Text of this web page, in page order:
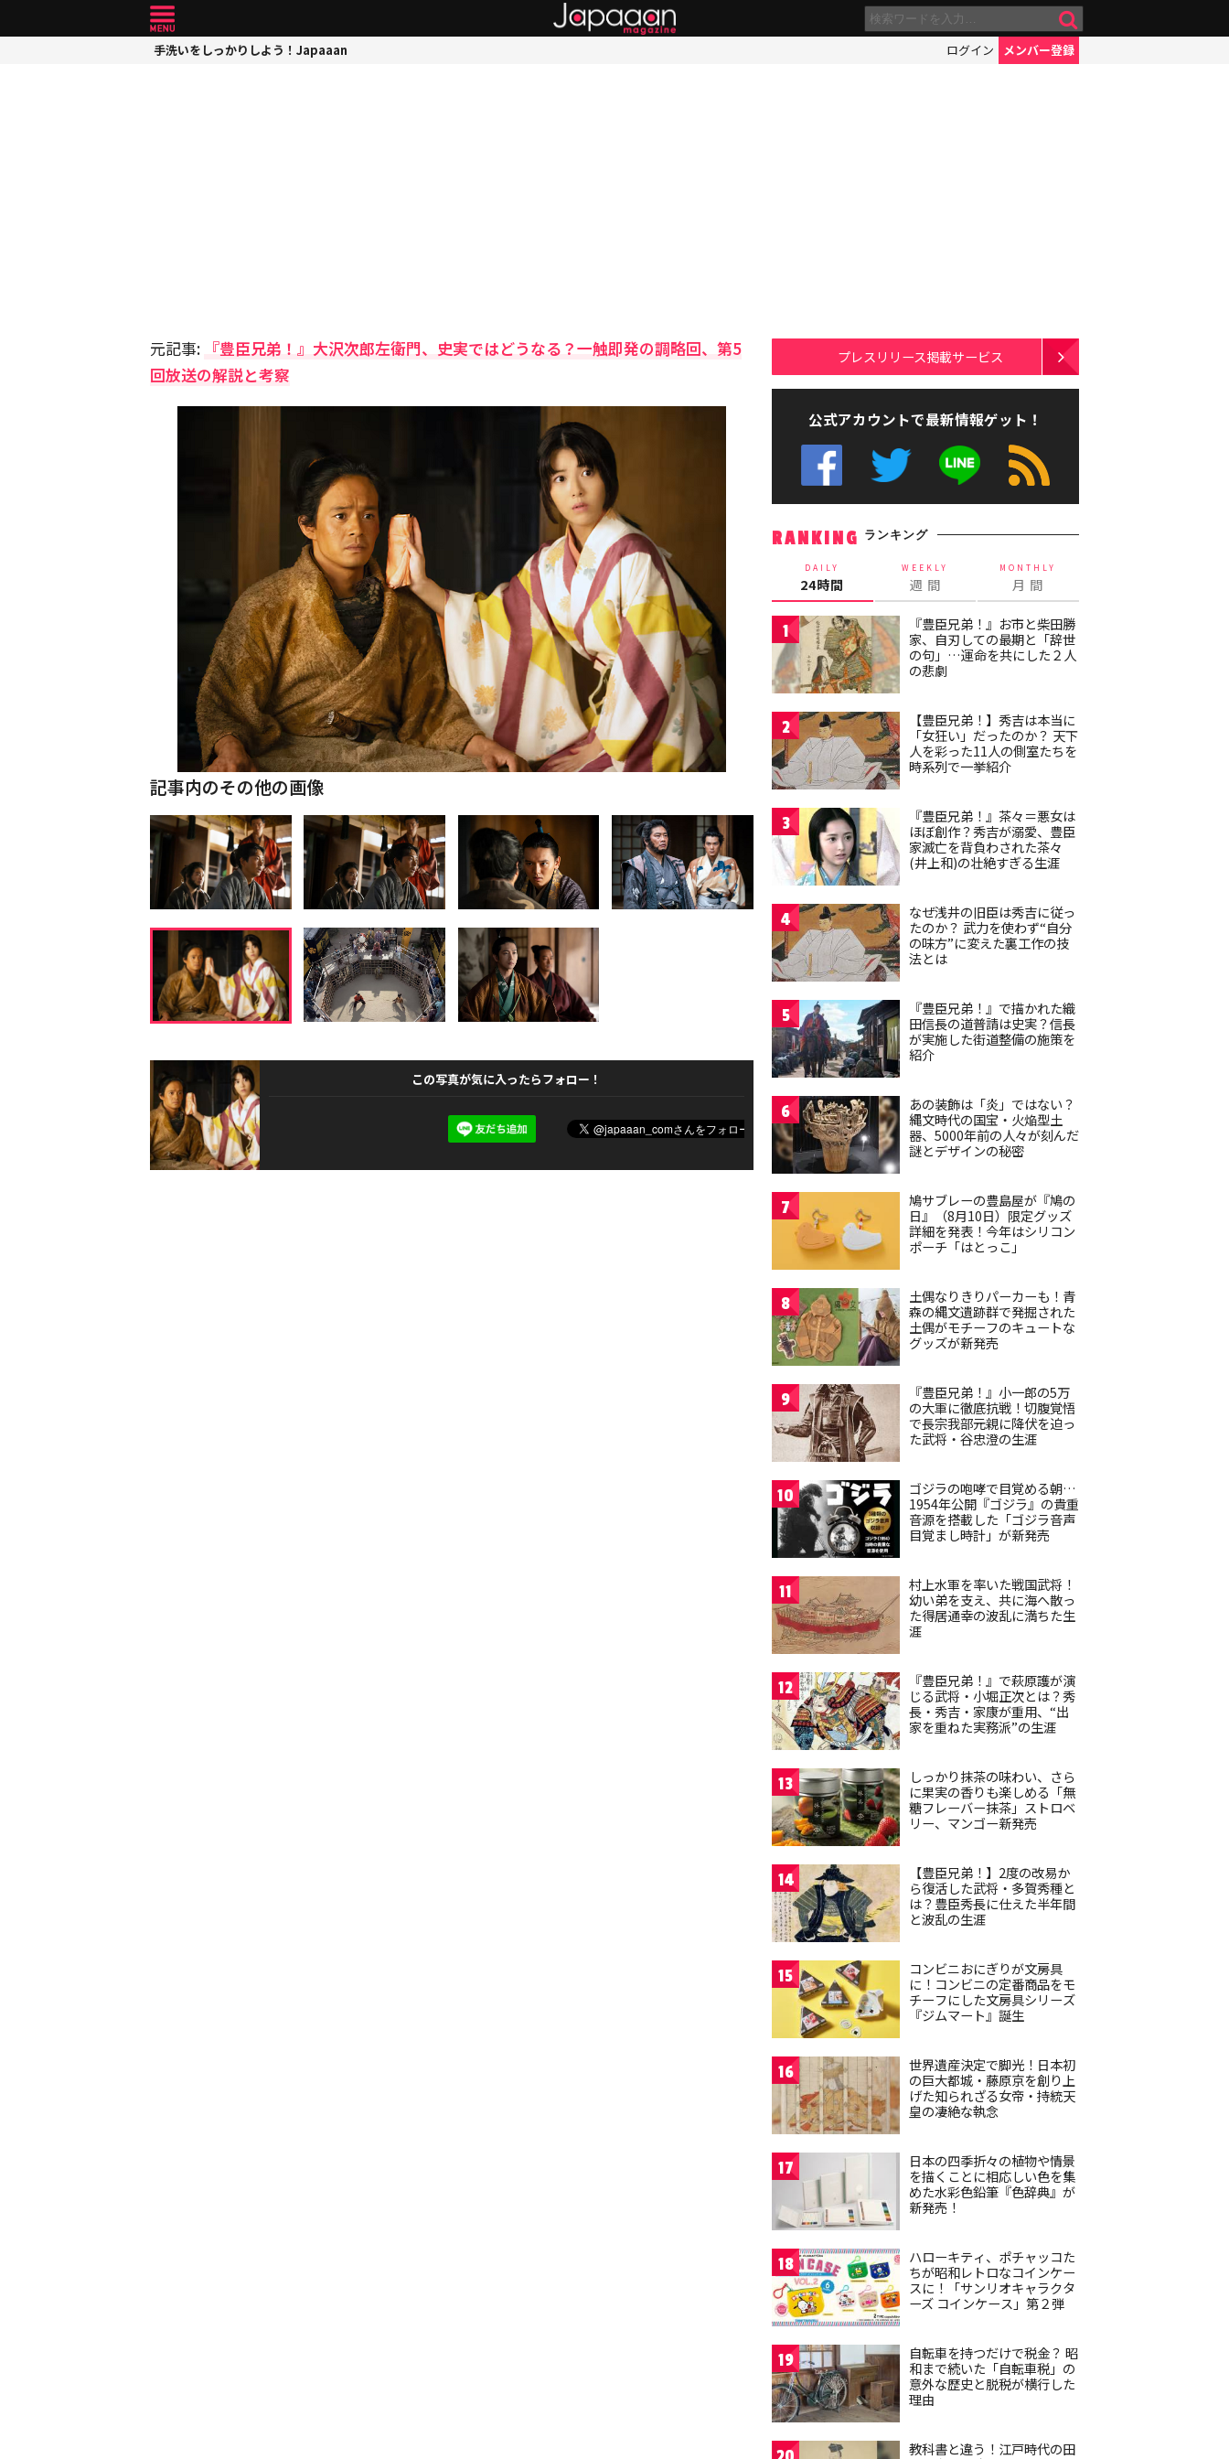
手洗いをしっかりしよう！Japaaan ログイン メンバー登録
元記事: 『豊臣兄弟！』大沢次郎左衛門、史実ではどうなる？一触即発の調略回、第5
回放送の解説と考察
記事内のその他の画像
この写真が気に入ったらフォロー！
プレスリリース掲載サービス
公式アカウントで最新情報ゲット！
RANKING ランキング
DAILY
24時間
WEEKLY
週 間
MONTHLY
月 間
1
『豊臣兄弟！』お市と柴田勝
家、自刃しての最期と「辞世
の句」…運命を共にした２人
の悲劇
2
【豊臣兄弟！】秀吉は本当に
「女狂い」だったのか？ 天下
人を彩った11人の側室たちを
時系列で一挙紹介
3
『豊臣兄弟！』茶々＝悪女は
ほぼ創作？秀吉が溺愛、豊臣
家滅亡を背負わされた茶々
(井上和)の壮絶すぎる生涯
4
なぜ浅井の旧臣は秀吉に従っ
たのか？ 武力を使わず“自分
の味方”に変えた裏工作の技
法とは
5
『豊臣兄弟！』で描かれた織
田信長の道普請は史実？信長
が実施した街道整備の施策を
紹介
6
あの装飾は「炎」ではない？
縄文時代の国宝・火焔型土
器、5000年前の人々が刻んだ
謎とデザインの秘密
7
鳩サブレーの豊島屋が『鳩の
日』（8月10日）限定グッズ
詳細を発表！今年はシリコン
ポーチ「はとっこ」
8
土偶なりきりパーカーも！青
森の縄文遺跡群で発掘された
土偶がモチーフのキュートな
グッズが新発売
9
『豊臣兄弟！』小一郎の5万
の大軍に徹底抗戦！切腹覚悟
で長宗我部元親に降伏を迫っ
た武将・谷忠澄の生涯
10
ゴジラの咆哮で目覚める朝…
1954年公開『ゴジラ』の貴重
音源を搭載した「ゴジラ音声
目覚まし時計」が新発売
11
村上水軍を率いた戦国武将！
幼い弟を支え、共に海へ散っ
た得居通幸の波乱に満ちた生
涯
12
『豊臣兄弟！』で萩原護が演
じる武将・小堀正次とは？秀
長・秀吉・家康が重用、“出
家を重ねた実務派”の生涯
13
しっかり抹茶の味わい、さら
に果実の香りも楽しめる「無
糖フレーバー抹茶」ストロベ
リー、マンゴー新発売
14
【豊臣兄弟！】2度の改易か
ら復活した武将・多賀秀種と
は？豊臣秀長に仕えた半年間
と波乱の生涯
15
コンビニおにぎりが文房具
に！コンビニの定番商品をモ
チーフにした文房具シリーズ
『ジムマート』誕生
16
世界遺産決定で脚光！日本初
の巨大都城・藤原京を創り上
げた知られざる女帝・持統天
皇の凄絶な執念
17
日本の四季折々の植物や情景
を描くことに相応しい色を集
めた水彩色鉛筆『色辞典』が
新発売！
18
ハローキティ、ポチャッコた
ちが昭和レトロなコインケー
スに！「サンリオキャラクタ
ーズ コインケース」第２弾
19
自転車を持つだけで税金？ 昭
和まで続いた「自転車税」の
意外な歴史と脱税が横行した
理由
教科書と違う！江戸時代の田